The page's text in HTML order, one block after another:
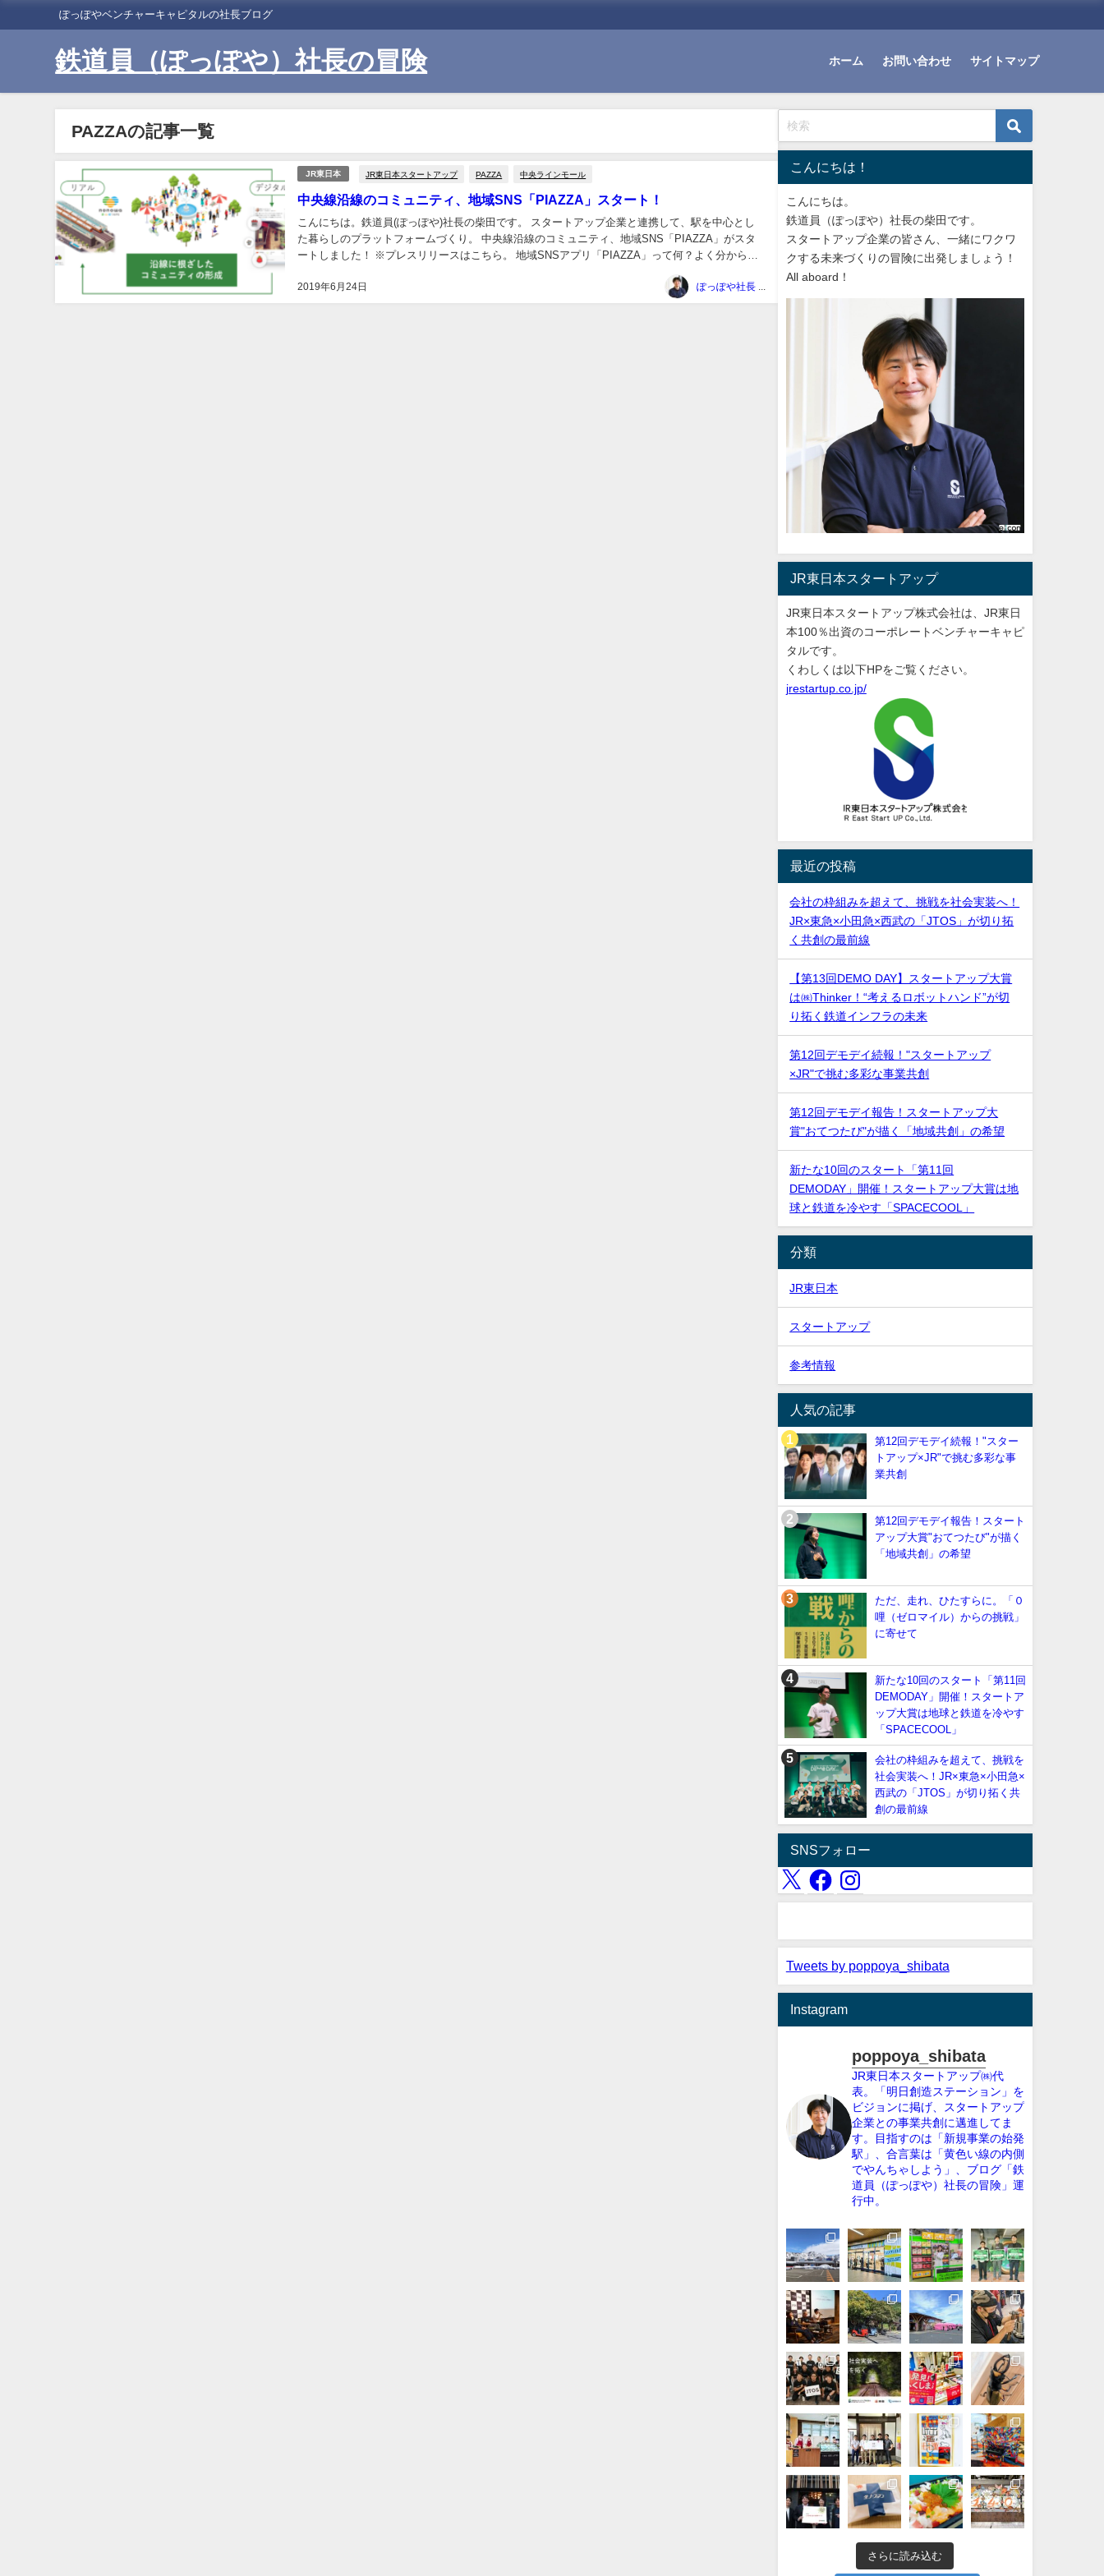
ぽっぽやベンチャーキャピタルの社長ブログ
鉄道員（ぽっぽや）社長の冒険 ホーム お問い合わせ サイトマップ
PAZZAの記事一覧
JR東日本 JR東日本スタートアップ PAZZA 中央ラインモール
中央線沿線のコミュニティ、地域SNS「PIAZZA」スタート！
2019年6月24日
こんにちは。鉄道員(ぽっぽや)社長の柴田です。 スタートアップ企業と連携して、駅を中心とし
た暮らしのプラットフォームづくり。 中央線沿線のコミュニティ、地域SNS「PIAZZA」がスタ
ートしました！ ※プレスリリースはこちら。 地域SNSアプリ「PIAZZA」って何？よく分からな
こんにちは！
こんにちは。
鉄道員（ぽっぽや）社長の柴田です。
スタートアップ企業の皆さん、一緒にワクワ
クする未来づくりの冒険に出発しましょう！
All aboard！
JR東日本スタートアップ
JR東日本スタートアップ株式会社は、JR東日
本100％出資のコーポレートベンチャーキャピ
タルです。
くわしくは以下HPをご覧ください。
jrestartup.co.jp/
最近の投稿
会社の枠組みを超えて、挑戦を社会実装へ！
JR×東急×小田急×西武の「JTOS」が切り拓
く共創の最前線
【第13回DEMO DAY】スタートアップ大賞
は㈱Thinker！“考えるロボットハンド”が切
り拓く鉄道インフラの未来
第12回デモデイ続報！"スタートアップ
×JR"で挑む多彩な事業共創
第12回デモデイ報告！スタートアップ大
賞"おてつたび"が描く「地域共創」の希望
新たな10回のスタート「第11回
DEMODAY」開催！スタートアップ大賞は地
球と鉄道を冷やす「SPACECOOL」
分類
JR東日本
スタートアップ
参考情報
人気の記事
第12回デモデイ続報！"スター
トアップ×JR"で挑む多彩な事
業共創
第12回デモデイ報告！スタート
アップ大賞"おてつたび"が描く
「地域共創」の希望
ただ、走れ、ひたすらに。「０
哩（ゼロマイル）からの挑戦」
に寄せて
新たな10回のスタート「第11回
DEMODAY」開催！スタートア
ップ大賞は地球と鉄道を冷やす
「SPACECOOL」
会社の枠組みを超えて、挑戦を
社会実装へ！JR×東急×小田急×
西武の「JTOS」が切り拓く共
創の最前線
SNSフォロー
Tweets by poppoya_shibata
Instagram
poppoya_shibata
JR東日本スタートアップ㈱代
表。「明日創造ステーション」を
ビジョンに掲げ、スタートアップ
企業との事業共創に邁進してま
す。目指すのは「新規事業の始発
駅」、合言葉は「黄色い線の内側
でやんちゃしよう」、ブログ「鉄
道員（ぽっぽや）社長の冒険」運
行中。
さらに読み込む